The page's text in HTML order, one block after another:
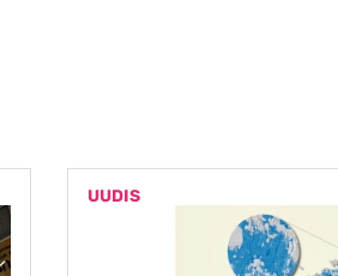
UUDIS